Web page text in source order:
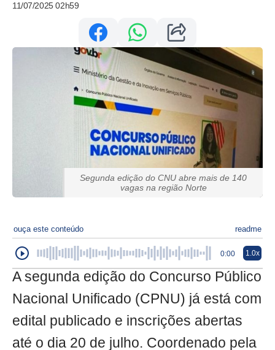
11/07/2025 02h59
Segunda edição do CNU abre mais de 140
vagas na região Norte
ouça este conteúdo readme
0:00 1.0x
A segunda edição do Concurso Público
Nacional Unificado (CPNU) já está com
edital publicado e inscrições abertas
até o dia 20 de julho. Coordenado pela